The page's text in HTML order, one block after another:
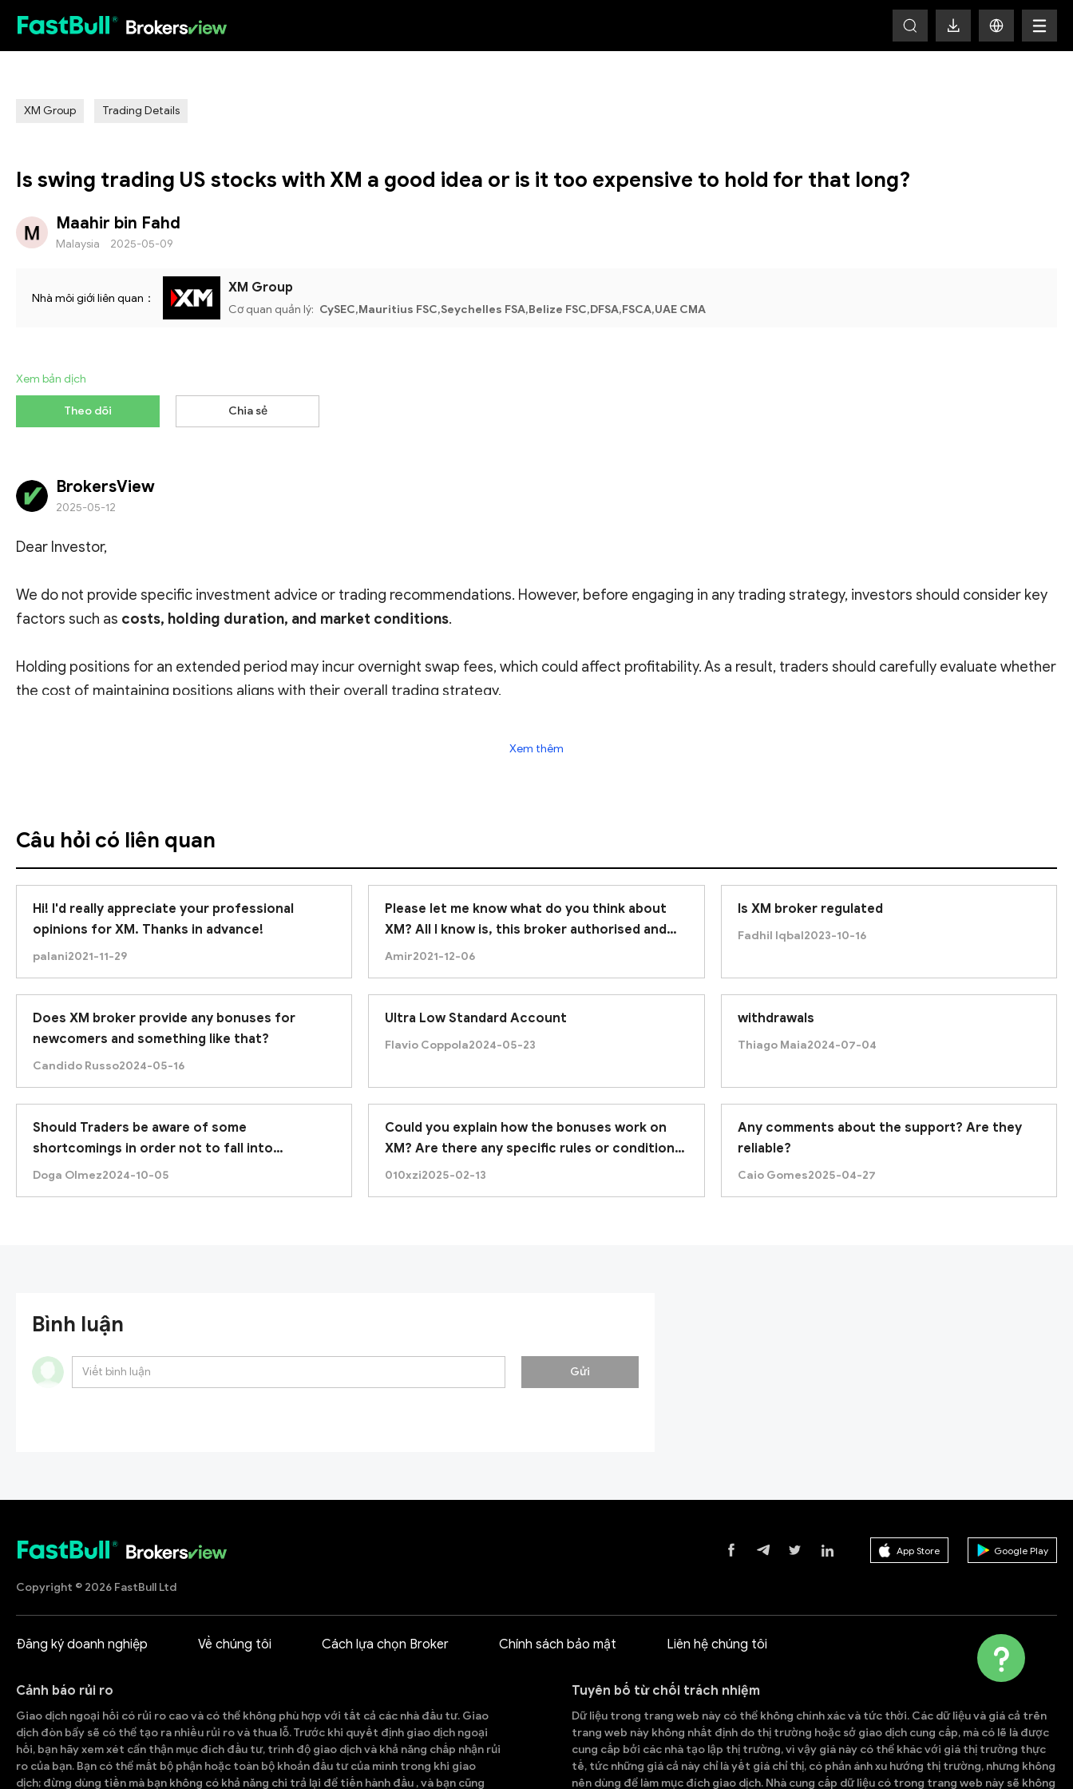
HOT
XM Group Trading Details
Is swing trading US stocks with XM a good idea or is it too expensive to hold for that long?
Maahir bin Fahd
Malaysia 2025-05-09
Nhà môi giới liên quan：
XM Group
Cơ quan quản lý: CySEC,Mauritius FSC,Seychelles FSA,Belize FSC,DFSA,FSCA,UAE CMA
Xem bản dịch
Theo dõi Chia sẻ
BrokersView
2025-05-12
Dear Investor,
We do not provide specific investment advice or trading recommendations. However, before engaging in any trading strategy, investors should consider key
factors such as costs, holding duration, and market conditions.
Holding positions for an extended period may incur overnight swap fees, which could affect profitability. As a result, traders should carefully evaluate whether
the cost of maintaining positions aligns with their overall trading strategy.
Xem thêm
Câu hỏi có liên quan
Hi! I'd really appreciate your professional
opinions for XM. Thanks in advance!
palani2021-11-29
Please let me know what do you think about
XM? All I know is, this broker authorised and
properly regulated.
Amir2021-12-06
Is XM broker regulated
Fadhil Iqbal2023-10-16
Does XM broker provide any bonuses for
newcomers and something like that?
Candido Russo2024-05-16
Ultra Low Standard Account
Flavio Coppola2024-05-23
withdrawals
Thiago Maia2024-07-04
Should Traders be aware of some
shortcomings in order not to fall into
inconsistencies with XM broker?
Doga Olmez2024-10-05
Could you explain how the bonuses work on
XM? Are there any specific rules or conditions
I should be aware of?
010xzi2025-02-13
Any comments about the support? Are they
reliable?
Caio Gomes2025-04-27
Bình luận
Gửi
Copyright © 2026 FastBull Ltd
App Store Google Play
Đăng ký doanh nghiệp Về chúng tôi Cách lựa chọn Broker Chính sách bảo mật Liên hệ chúng tôi
Cảnh báo rủi ro
Giao dịch ngoại hối có rủi ro cao và có thể không phù hợp với tất cả các nhà đầu tư. Giao
dịch đòn bẩy sẽ có thể tạo ra nhiều rủi ro và thua lỗ. Trước khi quyết định giao dịch ngoại
hối, bạn hãy xem xét cẩn thận mục đích đầu tư, trình độ giao dịch và khả năng chấp nhận rủi
ro của bạn. Bạn có thể mất bộ phận hoặc toàn bộ khoản đầu tư của mình trong khi giao
dịch; đừng dùng tiền mà bạn không có khả năng chi trả lại để tiến hành đầu , và bạn cũng
Tuyên bố từ chối trách nhiệm
Dữ liệu trong trang web này có thể không chính xác và tức thời. Các dữ liệu và giá cả trên
trang web này không nhất định do thị trường hoặc sở giao dịch cung cấp, mà có lẽ là được
cung cấp bởi các nhà tạo lập thị trường, vì vậy giá này có thể khác với giá thị trường thực
tế, tức những giá cả này chỉ là yết giá chỉ thị, có phản ánh xu hướng thị trường, nhưng không
nên dùng để làm mục đích giao dịch. Nhà cung cấp dữ liệu có trong trang web này sẽ không